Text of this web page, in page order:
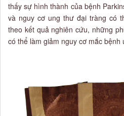
thấy sự hình thành của bệnh
và nguy cơ ung thư đại tràng có
theo kết quả nghiên cứu, những
có thể làm giảm nguy cơ mắc bệnh